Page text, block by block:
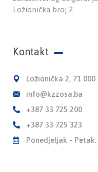
Ložionička broj 2.
Kontakt
Ložionička 2, 71 000
info@kzzosa.ba
+387 33 725 200
+387 33 725 323
Ponedjeljak - Petak: